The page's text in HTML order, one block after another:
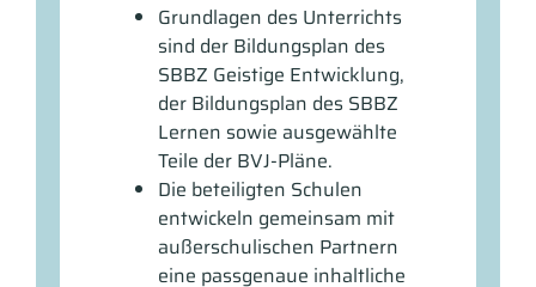
Grundlagen des Unterrichts
sind der Bildungsplan des
SBBZ Geistige Entwicklung,
der Bildungsplan des SBBZ
Lernen sowie ausgewählte
Teile der BVJ-Pläne.
Die beteiligten Schulen
entwickeln gemeinsam mit
außerschulischen Partnern
eine passgenaue inhaltliche